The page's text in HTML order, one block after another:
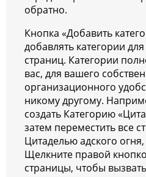
обратно.
Кнопка «Добавить
добавлять категории
страниц. Категории
вас, для вашего
организационного
никому другому.
создать Категорию
затем переместить все
Цитаделью адского
Щелкните правой
страницы, чтобы